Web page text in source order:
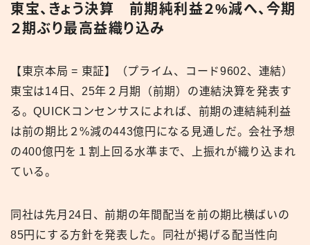
新着
namiten.jp
東宝、きょう決算 前期純利益２%減へ、今期
２期ぶり最高益織り込み
【東京本局 = 東証】（プライム、コード9602、連結）
東宝は14日、25年２月期（前期）の連結決算を発表す
る。QUICKコンセンサスによれば、前期の連結純利益
は前の期比２%減の443億円になる見通しだ。会社予想
の400億円を１割上回る水準まで、上振れが織り込まれ
ている。
同社は先月24日、前期の年間配当を前の期比横ばいの
85円にする方針を発表した。同社が掲げる配当性向